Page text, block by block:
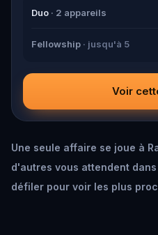
Duo · 2 appareils
Fellowship · jusqu'à 5
Voir
Une seule affaire se joue à
d'autres vous attendent
défiler pour voir les plus